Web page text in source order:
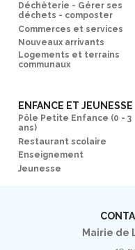
Déchèterie - Gérer ses
déchets - composter
Commerces et services
Nouveaux arrivants
Logements et terrains
communaux
ENFANCE ET JEUNESSE
Pôle Petite Enfance (0 - 3
ans)
Restaurant scolaire
Enseignement
Jeunesse
Mairie de